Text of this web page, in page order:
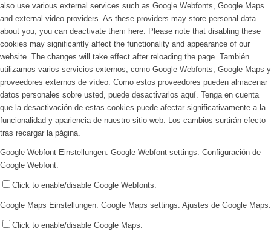
also use various external services such as Google Webfonts, Google Maps
and external video providers. As these providers may store personal data
about you, you can deactivate them here. Please note that disabling these
cookies may significantly affect the functionality and appearance of our
website. The changes will take effect after reloading the page. También
utilizamos varios servicios externos, como Google Webfonts, Google Maps y
proveedores externos de vídeo. Como estos proveedores pueden almacenar
datos personales sobre usted, puede desactivarlos aquí. Tenga en cuenta
que la desactivación de estas cookies puede afectar significativamente a la
funcionalidad y apariencia de nuestro sitio web. Los cambios surtirán efecto
tras recargar la página.
Google Webfont Einstellungen: Google Webfont settings: Configuración de
Google Webfont:
Click to enable/disable Google Webfonts.
Google Maps Einstellungen: Google Maps settings: Ajustes de Google Maps:
Click to enable/disable Google Maps.